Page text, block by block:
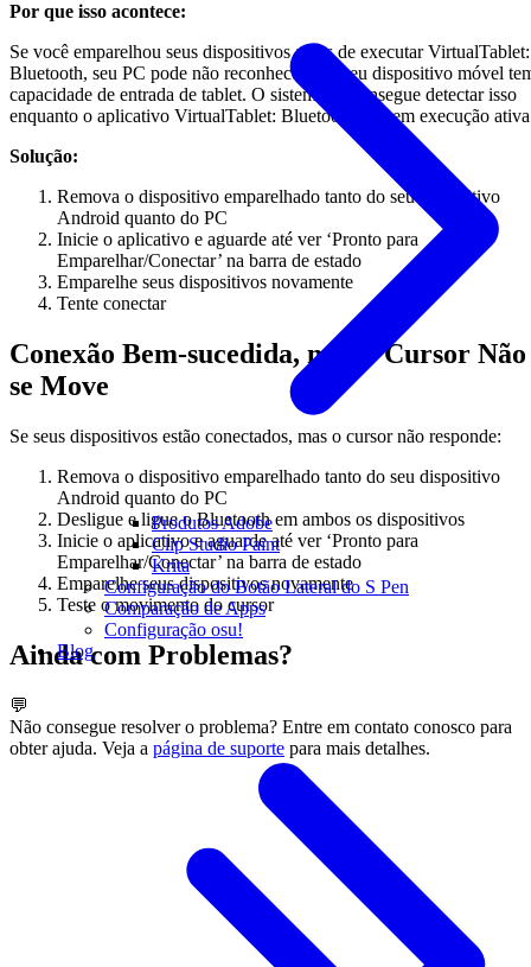
Produtos Adobe
Clip Studio Paint
Krita
Configuração do Botão Lateral do S Pen
Comparação de Apps
Configuração osu!
Blog
Por que isso acontece:
Se você emparelhou seus dispositivos antes de executar VirtualTablet:
Bluetooth, seu PC pode não reconhecer que seu dispositivo móvel
capacidade de entrada de tablet. O sistema só consegue detectar isso
enquanto o aplicativo VirtualTablet: Bluetooth está em execução
Solução:
Remova o dispositivo emparelhado tanto do seu dispositivo
Android quanto do PC
Inicie o aplicativo e aguarde até ver ‘Pronto para
Emparelhar/Conectar’ na barra de estado
Emparelhe seus dispositivos novamente
Tente conectar
Conexão Bem-sucedida, mas o Cursor Não
se Move
Se seus dispositivos estão conectados, mas o cursor não responde:
Remova o dispositivo emparelhado tanto do seu dispositivo
Android quanto do PC
Desligue e ligue o Bluetooth em ambos os dispositivos
Inicie o aplicativo e aguarde até ver ‘Pronto para
Emparelhar/Conectar’ na barra de estado
Emparelhe seus dispositivos novamente
Teste o movimento do cursor
Ainda com Problemas?
💬
Não consegue resolver o problema? Entre em contato conosco para
obter ajuda. Veja a página de suporte para mais detalhes.